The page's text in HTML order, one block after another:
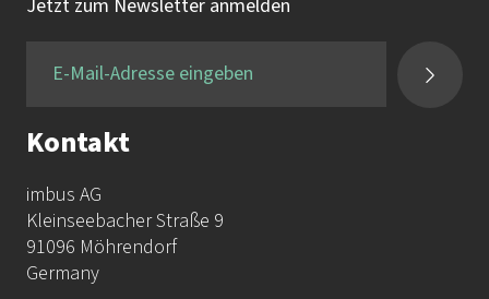
Jetzt zum Newsletter anmelden
Kontakt
imbus AG
Kleinseebacher Straße 9
91096 Möhrendorf
Germany